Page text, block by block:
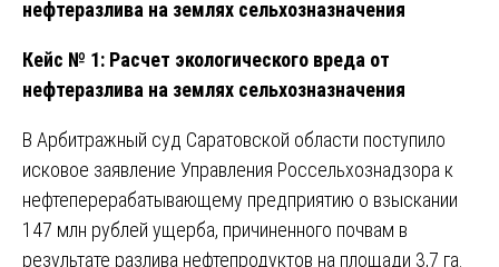
нефтеразлива на землях сельхозназначения
Кейс № 1: Расчет экологического вреда от
нефтеразлива на землях сельхозназначения
В Арбитражный суд Саратовской области поступило
исковое заявление Управления Россельхознадзора к
нефтеперерабатывающему предприятию о взыскании
147 млн рублей ущерба, причиненного почвам в
результате разлива нефтепродуктов на площади 3,7 га.